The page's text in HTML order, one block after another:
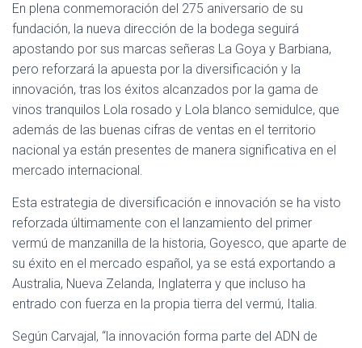
En plena conmemoración del 275 aniversario de su
fundación, la nueva dirección de la bodega seguirá
apostando por sus marcas señeras La Goya y Barbiana,
pero reforzará la apuesta por la diversificación y la
innovación, tras los éxitos alcanzados por la gama de
vinos tranquilos Lola rosado y Lola blanco semidulce, que
además de las buenas cifras de ventas en el territorio
nacional ya están presentes de manera significativa en el
mercado internacional.
Esta estrategia de diversificación e innovación se ha visto
reforzada últimamente con el lanzamiento del primer
vermú de manzanilla de la historia, Goyesco, que aparte de
su éxito en el mercado español, ya se está exportando a
Australia, Nueva Zelanda, Inglaterra y que incluso ha
entrado con fuerza en la propia tierra del vermú, Italia.
Según Carvajal, “la innovación forma parte del ADN de